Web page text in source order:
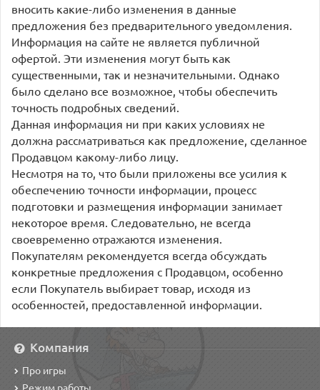
вносить какие-либо изменения в данные
предложения без предварительного уведомления.
Информация на сайте не является публичной
офертой. Эти изменения могут быть как
существенными, так и незначительными. Однако
было сделано все возможное, чтобы обеспечить
точность подробных сведений.
Данная информация ни при каких условиях не
должна рассматриваться как предложение, сделанное
Продавцом какому-либо лицу.
Несмотря на то, что были приложены все усилия к
обеспечению точности информации, процесс
подготовки и размещения информации занимает
некоторое время. Следовательно, не всегда
своевременно отражаются изменения.
Покупателям рекомендуется всегда обсуждать
конкретные предложения с Продавцом, особенно
если Покупатель выбирает товар, исходя из
особенностей, предоставленной информации.
Компания
Про игры
Режим работы